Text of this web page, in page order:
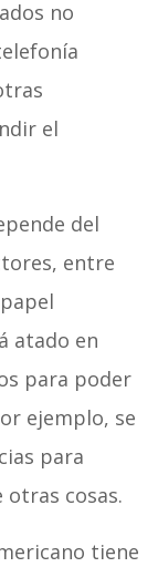
no
el
del
entre
atado en
para poder
ejemplo, se
para
otras cosas.
tiene